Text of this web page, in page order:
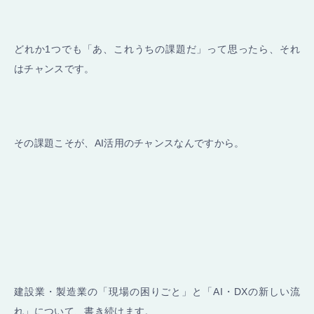
どれか1つでも「あ、これうちの課題だ」って思ったら、それ
はチャンスです。
その課題こそが、AI活用のチャンスなんですから。
建設業・製造業の「現場の困りごと」と「AI・DXの新しい流
れ」について、書き続けます。